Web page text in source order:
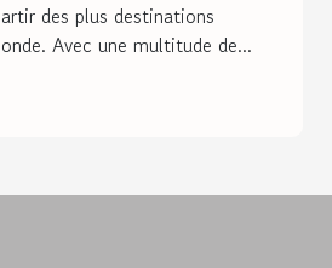
des plus destinations
Avec une multitude de...